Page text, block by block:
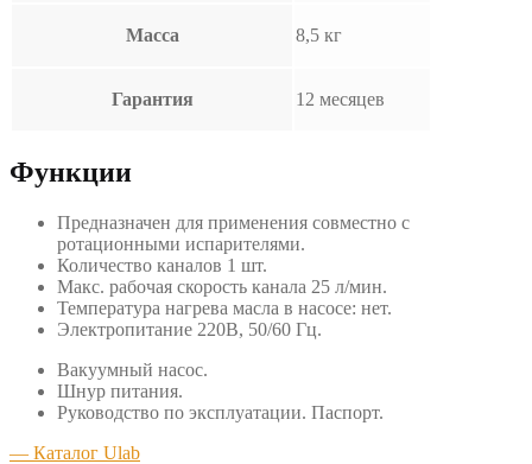
Масса 8,5 кг
Гарантия 12 месяцев
Функции
Предназначен для применения совместно с
ротационными испарителями.
Количество каналов 1 шт.
Макс. рабочая скорость канала 25 л/мин.
Температура нагрева масла в насосе: нет.
Электропитание 220В, 50/60 Гц.
Вакуумный насос.
Шнур питания.
Руководство по эксплуатации. Паспорт.
— Каталог Ulab